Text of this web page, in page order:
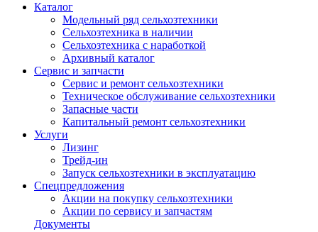
Каталог
Модельный ряд сельхозтехники
Сельхозтехника в наличии
Сельхозтехника с наработкой
Архивный каталог
Сервис и запчасти
Сервис и ремонт сельхозтехники
Техническое обслуживание сельхозтехники
Запасные части
Капитальный ремонт сельхозтехники
Услуги
Лизинг
Трейд-ин
Запуск сельхозтехники в эксплуатацию
Спецпредложения
Акции на покупку сельхозтехники
Акции по сервису и запчастям
Документы